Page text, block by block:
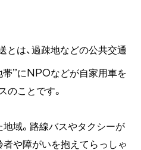
とは、過疎地などの公共交通
帯”にNPOなどが自家用車を
のことです。
地域。路線バスやタクシーが
者や障がいを抱えてらっしゃ